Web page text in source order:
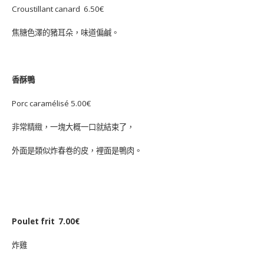
Croustillant canard 6.50€
焦糖色澤的豬耳朵，味道偏鹹。
香酥鴨
Porc caramélisé 5.00€
非常精緻，一塊大概一口就結束了，
外面是類似炸春卷的皮，裡面是鴨肉。
Poulet frit 7.00€
炸雞